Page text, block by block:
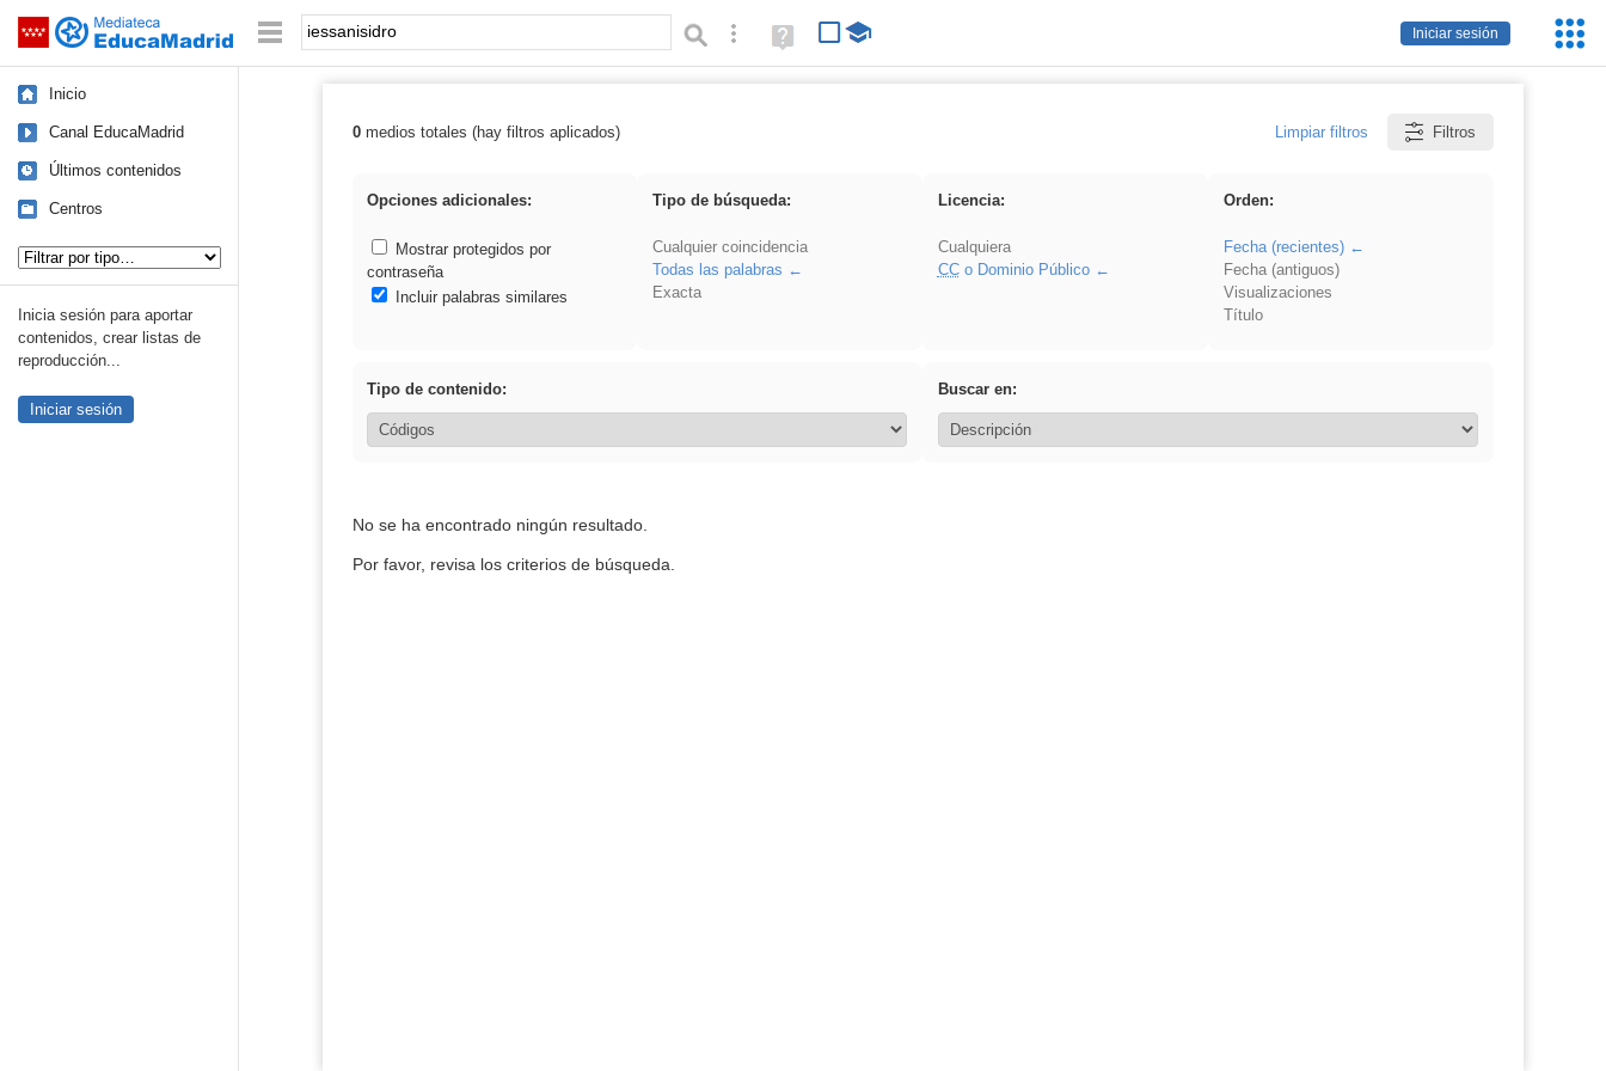
Saltar navegación
Iniciar sesión
Palabra o frase: Búsqueda avanzada
Ayuda
(en
Inicio
Canal EducaMadrid
Últimos contenidos
Centros
Inicia sesión para aportar
contenidos, crear listas de
reproducción...
Iniciar sesión
Resultados de: iessanisidro
0medios totales (hay filtros aplicados) Limpiar filtros Filtros
Opciones adicionales:
Mostrar protegidos por
contraseña
Incluir palabras similares
Tipo de búsqueda:
Cualquier coincidencia
Todas las palabras
Exacta
Licencia:
Cualquiera
CCo Dominio Público
Orden:
Fecha (recientes)
Fecha (antiguos)
Visualizaciones
Título
Tipo de contenido: Buscar en:
No se ha encontrado ningún resultado.
Por favor, revisa los criterios de búsqueda.